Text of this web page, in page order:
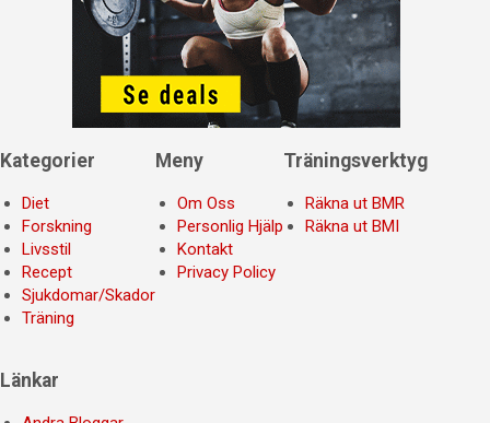
Kategorier
Diet
Forskning
Livsstil
Recept
Sjukdomar/Skador
Träning
Meny
Om Oss
Personlig Hjälp
Kontakt
Privacy Policy
Träningsverktyg
Räkna ut BMR
Räkna ut BMI
Länkar